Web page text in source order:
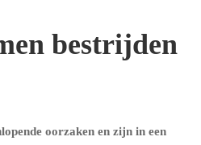
bestrijden
oorzaken en zijn in een